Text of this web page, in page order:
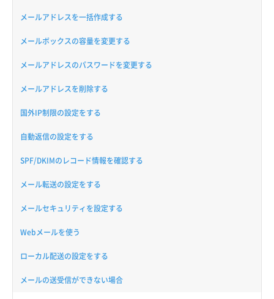
メールアドレスを一括作成する
メールボックスの容量を変更する
メールアドレスのパスワードを変更する
メールアドレスを削除する
国外IP制限の設定をする
自動返信の設定をする
SPF/DKIMのレコード情報を確認する
メール転送の設定をする
メールセキュリティを設定する
Webメールを使う
ローカル配送の設定をする
メールの送受信ができない場合